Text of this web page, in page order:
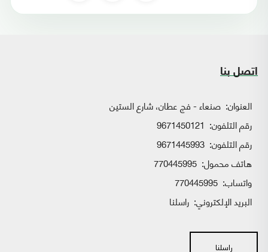
اتصل بنا
العنوان: صنعاء - فج عطان، شارع الستين
رقم التلفون: 9671450121
رقم التلفون: 9671445993
هاتف محمول: 770445995
واتساب:
البريد الإلكتروني: راسلنا
راسلنا